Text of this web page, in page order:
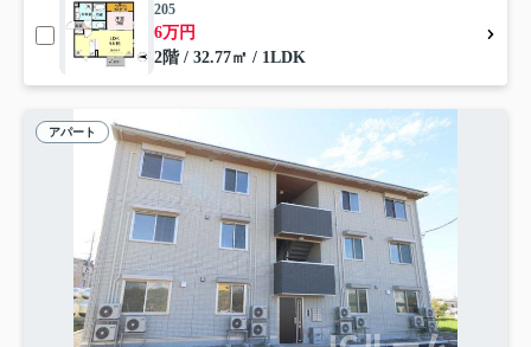
205
6万円
2階 / 32.77㎡ / 1LDK
アパート